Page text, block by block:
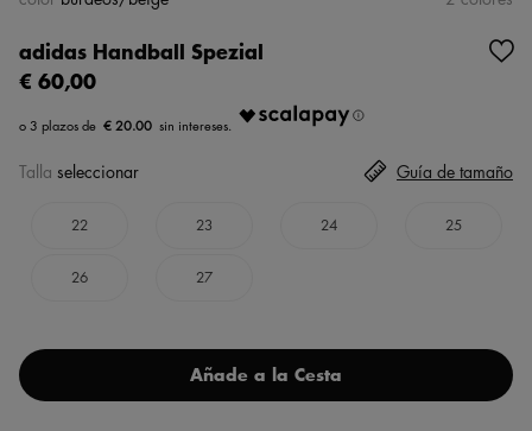
adidas Handball Spezial
€ 60,00
€ 20.00
Talla seleccionar
22 23 24 25
26 27
Guía de tamaño
Añade a la Cesta